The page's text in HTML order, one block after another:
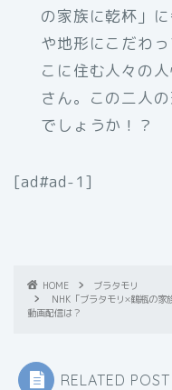
の家族に乾杯」
や地形にこだわ
こに住む人々の
さん。この二人
でしょうか！？
[ad#ad-1]
HOME
ブラタモリ
NHK「ブラタモリ×鶴瓶の家
動画配信は？
RELATED POST